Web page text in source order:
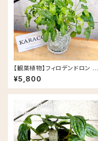
【観葉植物】フィロデンドロン ク
ッカバラ ライム バリエガータ 斑
入り 5号 Rosa セメント鉢
¥5,800